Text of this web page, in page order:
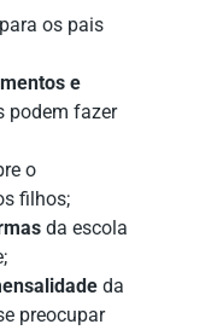
para os pais
e
podem fazer
o
filhos;
da escola
da
preocupar